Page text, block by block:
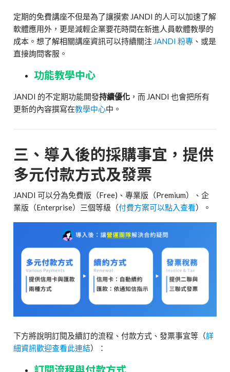
定期的免費講座不但是為了讓摸索 JANDI 的人可以加速了解
軟體應用外，更是減輕企業要花時間在新進人員軟體教學的
成本。想了解相關講座資訊可以持續關注 JANDI 粉專 、或是
直接詢問客服。
功能教學中心
JANDI 的不定期功能開發持續優化 ，而 JANDI 也會把所有
更新的內容撰寫在教學中心中。
三、導入後的採購事宜，提供
多元付款方式及發票
JANDI 可以分為免費版（Free)、專業版（Premium）、企
業版（Enterprise）三個等級（付費方案可以點入查看）。
下方將說明訂閱及續訂的流程、付款方式、發票事宜等（詳
細資訊歡迎查看此連結）：
訂閱流程與付款方式